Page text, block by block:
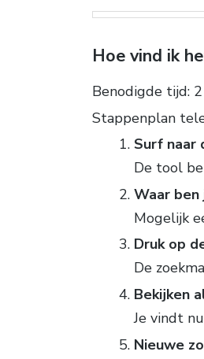
Hoe vind ik
Benodigde tijd:
Stappenplan
Surf naar
De tool
Waar ben
Mogelijk
Druk op
De
Bekijken
Je vindt
Nieuwe